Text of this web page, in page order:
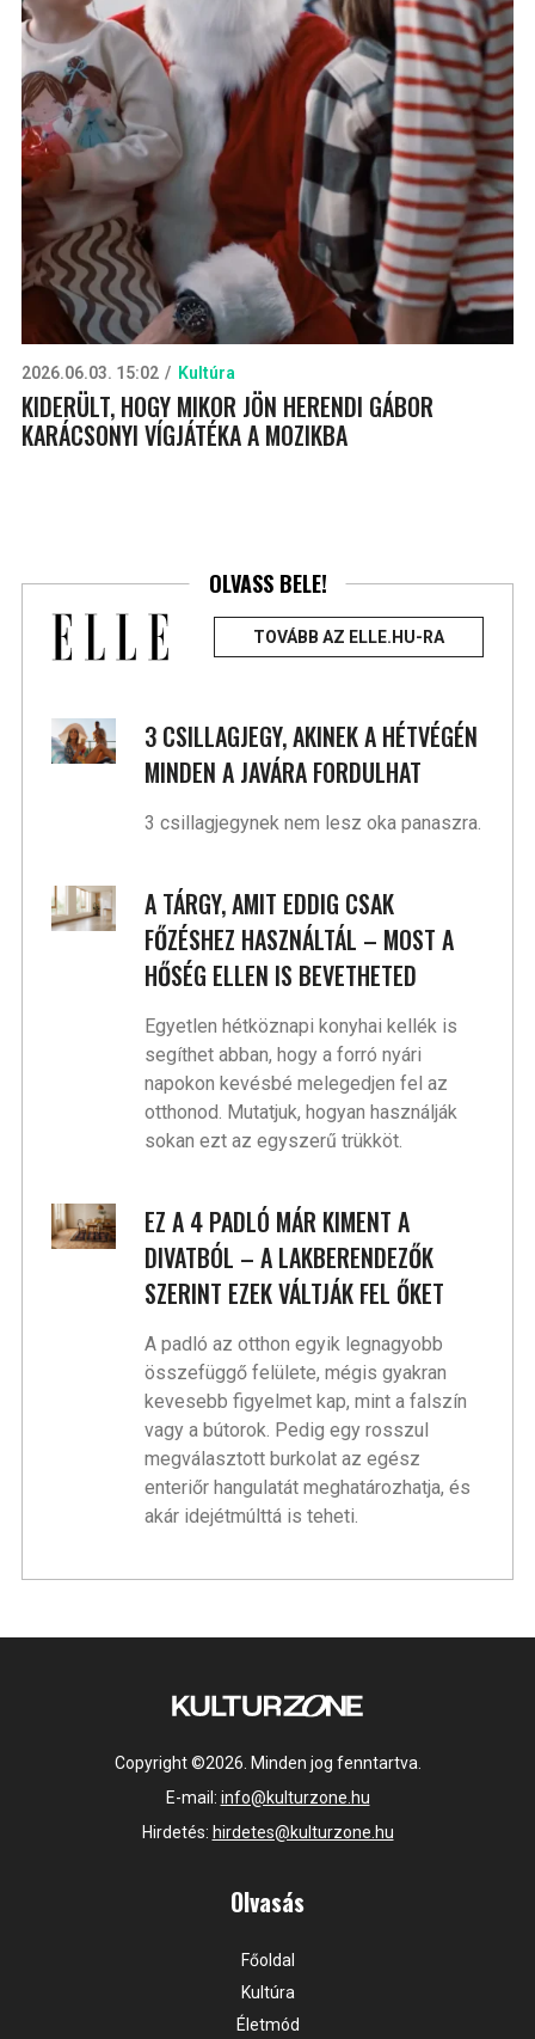
2026.06.03. 15:02 Kultúra
KIDERÜLT, HOGY MIKOR JÖN HERENDI GÁBOR
KARÁCSONYI VÍGJÁTÉKA A MOZIKBA
OLVASS BELE!
TOVÁBB AZ ELLE.HU-RA
3 CSILLAGJEGY, AKINEK A HÉTVÉGÉN
MINDEN A JAVÁRA FORDULHAT
3 csillagjegynek nem lesz oka panaszra.
A TÁRGY, AMIT EDDIG CSAK
FŐZÉSHEZ HASZNÁLTÁL – MOST A
HŐSÉG ELLEN IS BEVETHETED
Egyetlen hétköznapi konyhai kellék is
segíthet abban, hogy a forró nyári
napokon kevésbé melegedjen fel az
otthonod. Mutatjuk, hogyan használják
sokan ezt az egyszerű trükköt.
EZ A 4 PADLÓ MÁR KIMENT A
DIVATBÓL – A LAKBERENDEZŐK
SZERINT EZEK VÁLTJÁK FEL ŐKET
A padló az otthon egyik legnagyobb
összefüggő felülete, mégis gyakran
kevesebb figyelmet kap, mint a falszín
vagy a bútorok. Pedig egy rosszul
megválasztott burkolat az egész
enteriőr hangulatát meghatározhatja, és
akár idejétmúlttá is teheti.
Copyright ©2026. Minden jog fenntartva.
E-mail: info@kulturzone.hu
Hirdetés: hirdetes@kulturzone.hu
Olvasás
Főoldal
Kultúra
Életmód